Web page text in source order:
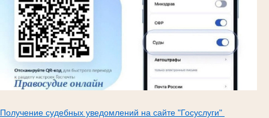
Получение судебных уведомлений на сайте "Госуслуги"